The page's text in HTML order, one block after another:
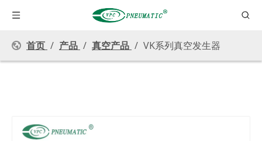
首页 / 产品 / 真空产品 / VK系列真空发生器